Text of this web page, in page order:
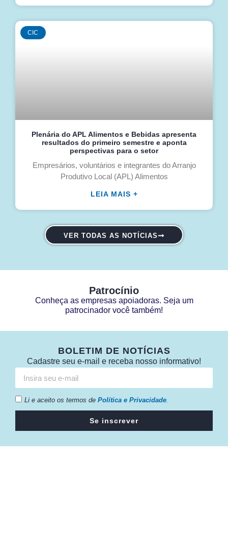
CIC
Plenária do APL Alimentos e Bebidas apresenta
resultados do primeiro semestre e aponta
perspectivas para o setor
Empresários, voluntários e integrantes do Arranjo
Produtivo Local (APL) Alimentos
LEIA MAIS +
VER TODAS AS NOTÍCIAS
Patrocínio
Conheça as empresas apoiadoras. Seja um
patrocinador você também!
BOLETIM DE NOTÍCIAS
Cadastre seu e-mail e receba nosso informativo!
Li e aceito os termos de Política e Privacidade.
Se inscrever